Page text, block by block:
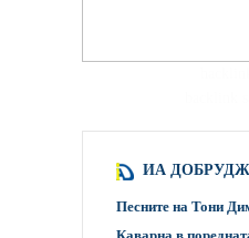
ИА
Песните на Тони